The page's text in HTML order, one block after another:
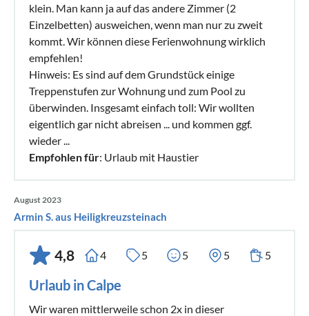
klein. Man kann ja auf das andere Zimmer (2
Einzelbetten) ausweichen, wenn man nur zu zweit
kommt. Wir können diese Ferienwohnung wirklich
empfehlen!
Hinweis: Es sind auf dem Grundstück einige
Treppenstufen zur Wohnung und zum Pool zu
überwinden. Insgesamt einfach toll: Wir wollten
eigentlich gar nicht abreisen ... und kommen ggf.
wieder ...
Empfohlen für: Urlaub mit Haustier
August 2023
Armin S. aus Heiligkreuzsteinach
4,8 4 5 5 5 5
Urlaub in Calpe
Wir waren mittlerweile schon 2x in dieser